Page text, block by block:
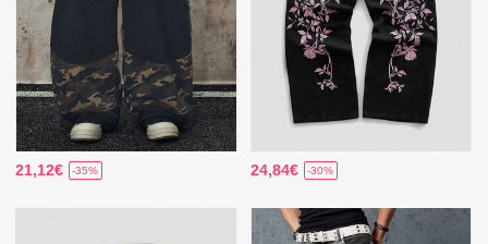
21,12€ -35% 24,84€ -30%